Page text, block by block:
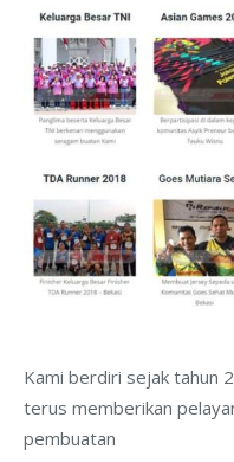
Kami berdiri sejak tahun
terus memberikan
pembuatan